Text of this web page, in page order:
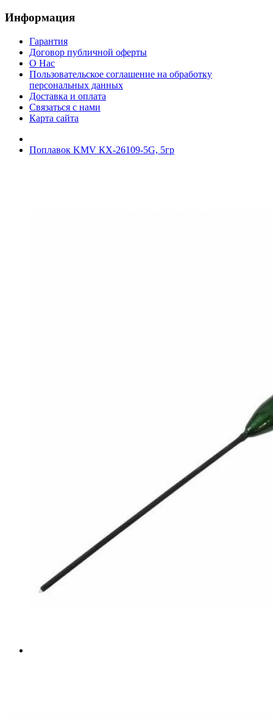
Информация
Гарантия
Договор публичной оферты
О Нас
Пользовательское соглашение на обработку
персональных данных
Доставка и оплата
Связаться с нами
Карта сайта
Поплавок KMV КХ-26109-5G, 5гр